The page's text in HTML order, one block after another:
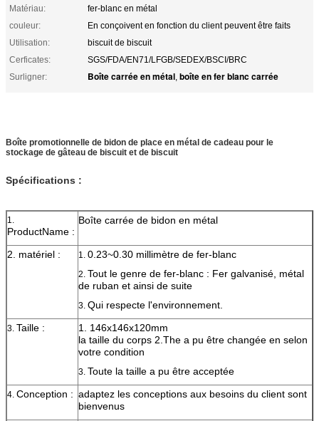
Matériau:
fer-blanc en métal
couleur:
En conçoivent en fonction du client peuvent être faits
Utilisation:
biscuit de biscuit
Cerficates:
SGS/FDA/EN71/LFGB/SEDEX/BSCI/BRC
Surligner:
Boîte carrée en métal, boîte en fer blanc carrée
Boîte promotionnelle de bidon de place en métal de cadeau pour le
stockage de gâteau de biscuit et de biscuit
Spécifications :
1.
ProductName :
Boîte carrée de bidon en métal
2. matériel : 1. 0.23~0.30 millimètre de fer-blanc
2. Tout le genre de fer-blanc : Fer galvanisé, métal
de ruban et ainsi de suite
3. Qui respecte l'environnement.
3. Taille :
1. 146x146x120mm
la taille du corps 2.The a pu être changée en selon
votre condition
3. Toute la taille a pu être acceptée
4. Conception : adaptez les conceptions aux besoins du client sont
bienvenus